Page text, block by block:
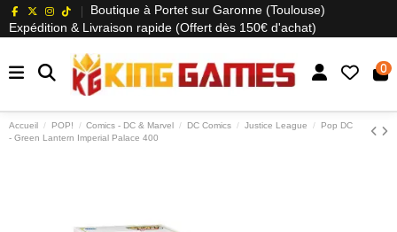
Boutique à Portet sur Garonne (Toulouse)
Expédition & Livraison rapide (Offert dès 150€ d'achat)
0
Accueil POP! Comics - DC & Marvel DC Comics Justice League
Pop DC
- Green Lantern Imperial Palace 400